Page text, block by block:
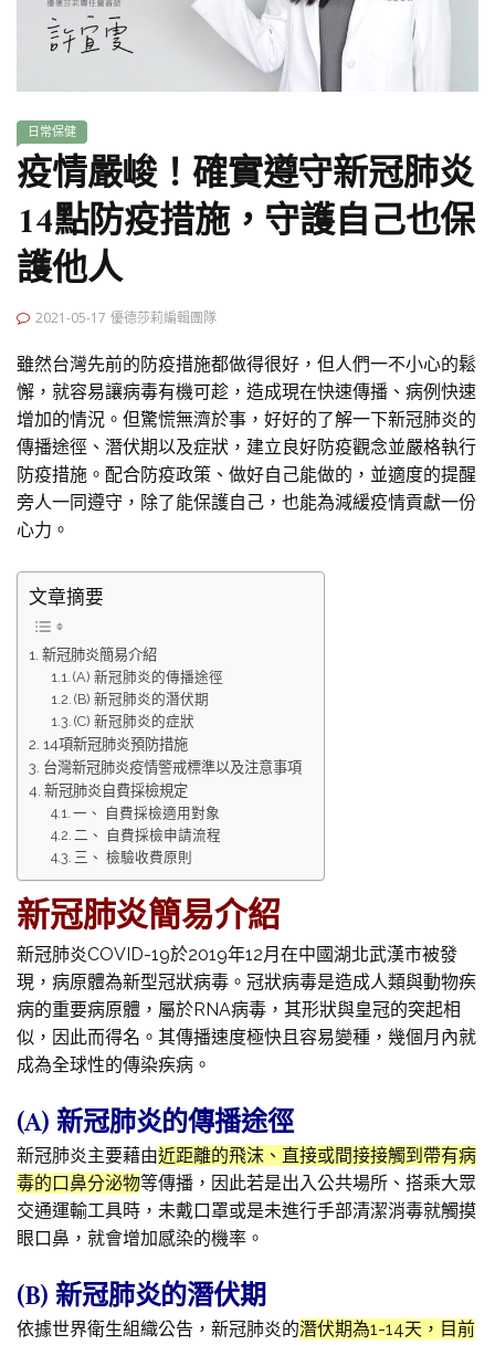
日常保健
疫情嚴峻！確實遵守新冠肺炎
14點防疫措施，守護自己也保
護他人
2021-05-17 優德莎莉編輯團隊
雖然台灣先前的防疫措施都做得很好，但人們一不小心的鬆
懈，就容易讓病毒有機可趁，造成現在快速傳播、病例快速
增加的情況。但驚慌無濟於事，好好的了解一下新冠肺炎的
傳播途徑、潛伏期以及症狀，建立良好防疫觀念並嚴格執行
防疫措施。配合防疫政策、做好自己能做的，並適度的提醒
旁人一同遵守，除了能保護自己，也能為減緩疫情貢獻一份
心力。
文章摘要
新冠肺炎簡易介紹
(A) 新冠肺炎的傳播途徑
(B) 新冠肺炎的潛伏期
(C) 新冠肺炎的症狀
14項新冠肺炎預防措施
台灣新冠肺炎疫情警戒標準以及注意事項
新冠肺炎自費採檢規定
一、 自費採檢適用對象
二、 自費採檢申請流程
三、 檢驗收費原則
新冠肺炎簡易介紹
新冠肺炎COVID-19於2019年12月在中國湖北武漢市被發
現，病原體為新型冠狀病毒。冠狀病毒是造成人類與動物疾
病的重要病原體，屬於RNA病毒，其形狀與皇冠的突起相
似，因此而得名。其傳播速度極快且容易變種，幾個月內就
成為全球性的傳染疾病。
(A) 新冠肺炎的傳播途徑
新冠肺炎主要藉由近距離的飛沫、直接或間接接觸到帶有病
毒的口鼻分泌物等傳播，因此若是出入公共場所、搭乘大眾
交通運輸工具時，未戴口罩或是未進行手部清潔消毒就觸摸
眼口鼻，就會增加感染的機率。
(B) 新冠肺炎的潛伏期
依據世界衛生組織公告，新冠肺炎的潛伏期為1-14天，目前